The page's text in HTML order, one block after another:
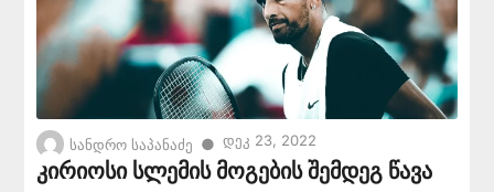
სანდრო საპანაძე ● Დეკ 23, 2022
კირიოსი სლემის მოგების შემდეგ წავა